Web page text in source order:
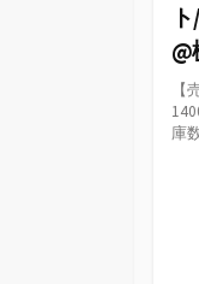
【
庫